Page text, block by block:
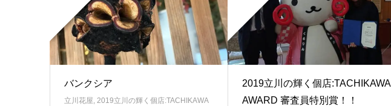
バンクシア
立川花屋 2019立川の輝く個店:TACHIKAWA
2019立川の輝く個店:TACHIKAWA
AWARD 審査員特別賞！！